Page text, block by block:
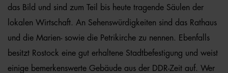
das Bild und sind zum Teil bis heute tragende Säulen der
lokalen Wirtschaft. An Sehenswürdigkeiten sind das Rathaus
und die Marien- sowie die Petrikirche zu nennen. Ebenfalls
besitzt Rostock eine gut erhaltene Stadtbefestigung und weist
einige bemerkenswerte Gebäude aus der DDR-Zeit auf. Wer